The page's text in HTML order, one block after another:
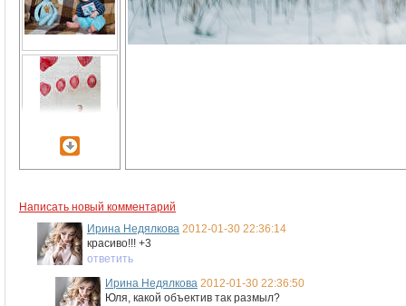
Написать новый комментарий
Ирина Недялкова 2012-01-30 22:36:14
красиво!!! +3
ответить
Ирина Недялкова 2012-01-30 22:36:50
Юля, какой объектив так размыл?